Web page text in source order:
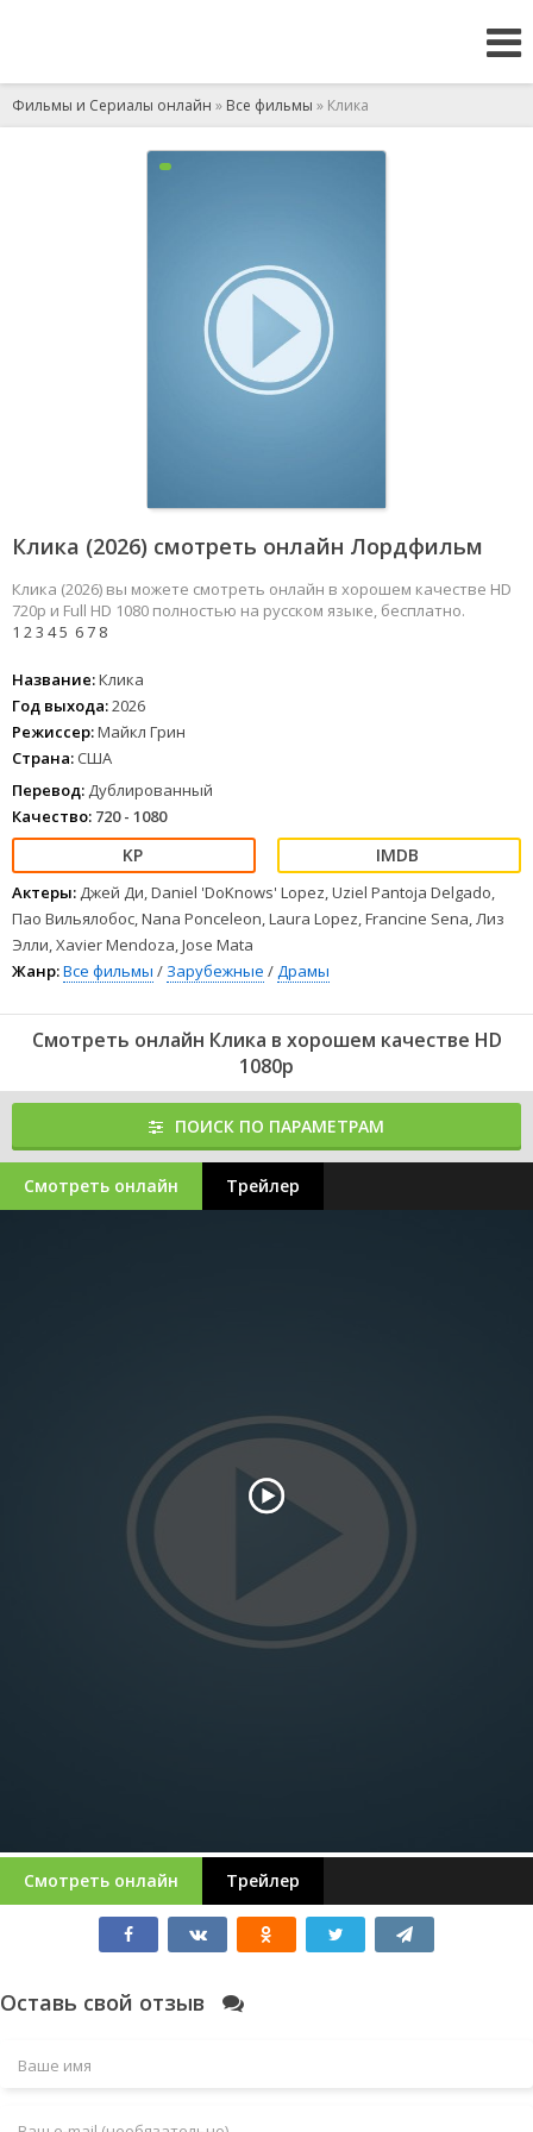
Фильмы и Сериалы онлайн » Все фильмы » Клика
Клика (2026) смотреть онлайн Лордфильм
Клика (2026) вы можете смотреть онлайн в хорошем качестве HD
720p и Full HD 1080 полностью на русском языке, бесплатно.
1 23 45 67 8
Название:Клика
Год выхода:2026
Режиссер:Майкл Грин
Страна: США
Перевод: Дублированный
Качество: 720 - 1080
Актеры: Джей Ди, Daniel 'DoKnows' Lopez, Uziel Pantoja Delgado,
Пао Вильялобос, Nana Ponceleon, Laura Lopez, Francine Sena, Лиз
Элли, Xavier Mendoza, Jose Mata
Жанр:Все фильмы / Зарубежные /Драмы
Смотреть онлайн Клика в хорошем качестве HD
1080p
ПОИСК ПО ПАРАМЕТРАМ
Смотреть онлайн Трейлер
Смотреть онлайн Трейлер
Оставь свой отзыв